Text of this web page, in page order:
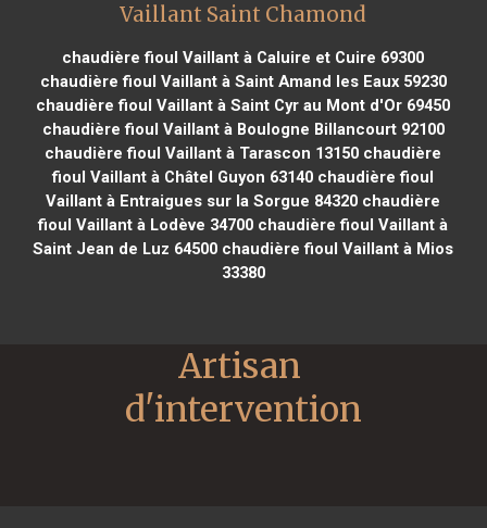
Vaillant Saint Chamond
chaudière fioul Vaillant à Caluire et Cuire 69300
chaudière fioul Vaillant à Saint Amand les Eaux 59230
chaudière fioul Vaillant à Saint Cyr au Mont d'Or 69450
chaudière fioul Vaillant à Boulogne Billancourt 92100
chaudière fioul Vaillant à Tarascon 13150 chaudière
fioul Vaillant à Châtel Guyon 63140 chaudière fioul
Vaillant à Entraigues sur la Sorgue 84320 chaudière
fioul Vaillant à Lodève 34700 chaudière fioul Vaillant à
Saint Jean de Luz 64500 chaudière fioul Vaillant à Mios
33380
Artisan
d'intervention